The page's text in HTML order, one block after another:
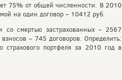
75% от общей численности. В 2010
на один договор – 10412 руб.
смертью застрахованных – 2567
– 745 договоров. Определить:
страхового портфеля за 2010 год в